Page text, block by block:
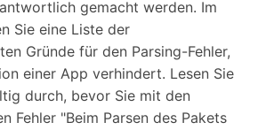
gemacht werden. Im
Sie eine Liste der
Gründe für den Parsing-Fehler,
einer App verhindert. Lesen Sie
durch, bevor Sie mit den
Fehler "Beim Parsen des Pakets